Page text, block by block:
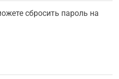
сбросить пароль на